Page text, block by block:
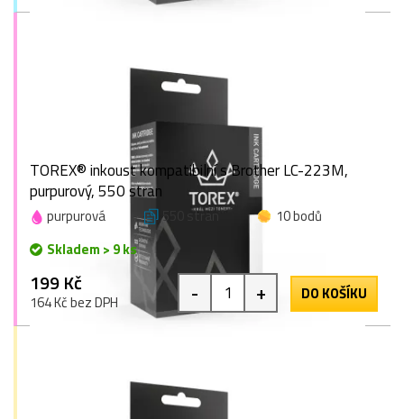
TOREX® inkoust kompatibilní s Brother LC-223M,
purpurový, 550 stran
purpurová 550 stran
10 bodů
Skladem > 9 ks
199 Kč
164 Kč bez DPH - + DO KOŠÍKU